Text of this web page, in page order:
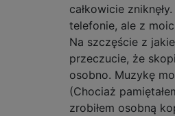
całkowicie
telefonie, ale z
Na szczęście z
przeczucie, że
osobno. Muzykę
(Chociaż
zrobiłem osobną